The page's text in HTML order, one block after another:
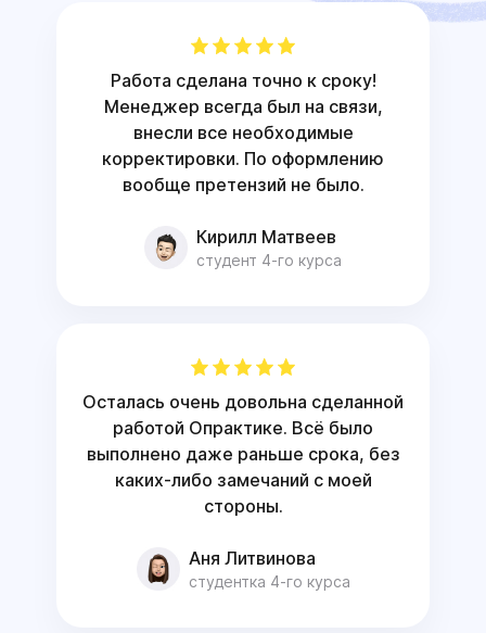
Работа сделана точно к сроку!
Менеджер всегда был на связи,
внесли все необходимые
корректировки. По оформлению
вообще претензий не было.
Кирилл Матвеев
студент 4-го курса
Осталась очень довольна сделанной
работой Опрактике. Всё было
выполнено даже раньше срока, без
каких-либо замечаний с моей
стороны.
Аня Литвинова
студентка 4-го курса